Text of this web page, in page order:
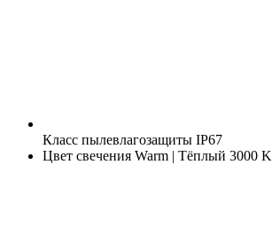
Класс пылевлагозащиты IP67
Цвет свечения Warm | Тёплый 3000 K